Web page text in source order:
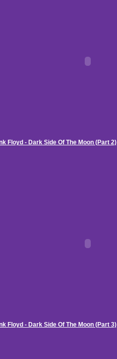
Floyd - Dark Side Of The Moon (Part 2)
Floyd - Dark Side Of The Moon (Part 3)